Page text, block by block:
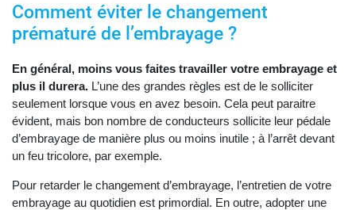
Comment éviter le changement
prématuré de l’embrayage ?
En général, moins vous faites travailler votre embrayage et
plus il durera. L’une des grandes règles est de le solliciter
seulement lorsque vous en avez besoin. Cela peut paraitre
évident, mais bon nombre de conducteurs sollicite leur pédale
d’embrayage de manière plus ou moins inutile ; à l’arrêt devant
un feu tricolore, par exemple.
Pour retarder le changement d’embrayage, l’entretien de votre
embrayage au quotidien est primordial. En outre, adopter une